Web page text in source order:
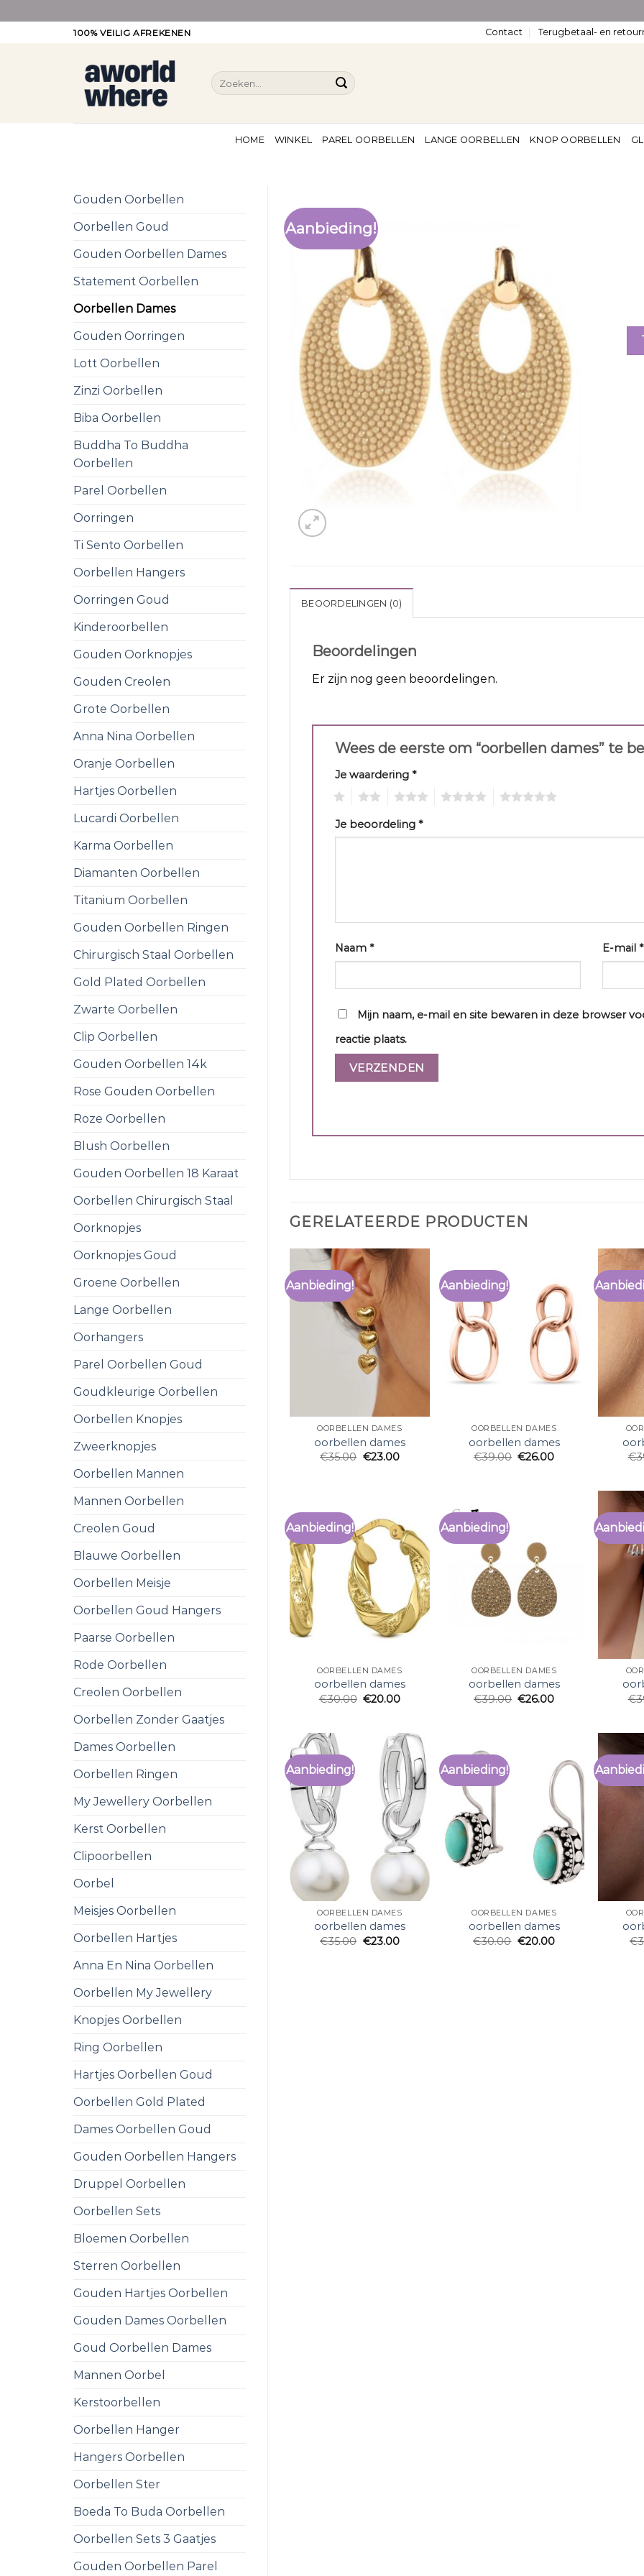
100% VEILIG AFREKENEN Contact Terugbetaal- en
Zoeken
naar:
HOME WINKEL PAREL OORBELLEN LANGE OORBELLEN KNOP OORBELLEN
Gouden Oorbellen
Oorbellen Goud
Gouden Oorbellen Dames
Statement Oorbellen
Oorbellen Dames
Gouden Oorringen
Lott Oorbellen
Zinzi Oorbellen
Biba Oorbellen
Buddha To Buddha
Oorbellen
Parel Oorbellen
Oorringen
Ti Sento Oorbellen
Oorbellen Hangers
Oorringen Goud
Kinderoorbellen
Gouden Oorknopjes
Gouden Creolen
Grote Oorbellen
Anna Nina Oorbellen
Oranje Oorbellen
Hartjes Oorbellen
Lucardi Oorbellen
Karma Oorbellen
Diamanten Oorbellen
Titanium Oorbellen
Gouden Oorbellen Ringen
Chirurgisch Staal Oorbellen
Gold Plated Oorbellen
Zwarte Oorbellen
Clip Oorbellen
Gouden Oorbellen 14k
Rose Gouden Oorbellen
Roze Oorbellen
Blush Oorbellen
Gouden Oorbellen 18 Karaat
Oorbellen Chirurgisch Staal
Oorknopjes
Oorknopjes Goud
Groene Oorbellen
Lange Oorbellen
Oorhangers
Parel Oorbellen Goud
Goudkleurige Oorbellen
Oorbellen Knopjes
Zweerknopjes
Oorbellen Mannen
Mannen Oorbellen
Creolen Goud
Blauwe Oorbellen
Oorbellen Meisje
Oorbellen Goud Hangers
Paarse Oorbellen
Rode Oorbellen
Creolen Oorbellen
Oorbellen Zonder Gaatjes
Dames Oorbellen
Oorbellen Ringen
My Jewellery Oorbellen
Kerst Oorbellen
Clipoorbellen
Oorbel
Meisjes Oorbellen
Oorbellen Hartjes
Anna En Nina Oorbellen
Oorbellen My Jewellery
Knopjes Oorbellen
Ring Oorbellen
Hartjes Oorbellen Goud
Oorbellen Gold Plated
Dames Oorbellen Goud
Gouden Oorbellen Hangers
Druppel Oorbellen
Oorbellen Sets
Bloemen Oorbellen
Sterren Oorbellen
Gouden Hartjes Oorbellen
Gouden Dames Oorbellen
Goud Oorbellen Dames
Mannen Oorbel
Kerstoorbellen
Oorbellen Hanger
Hangers Oorbellen
Oorbellen Ster
Boeda To Buda Oorbellen
Oorbellen Sets 3 Gaatjes
Gouden Oorbellen Parel
Aanbieding!
BEOORDELINGEN (0)
Beoordelingen
Er zijn nog geen beoordelingen.
Wees de eerste om “oorbellen dames” te
Je waardering *
Je beoordeling *
Naam * E-mail *
Mijn naam, e-mail en site bewaren in deze browser
reactie plaats.
GERELATEERDE PRODUCTEN
Aanbieding!
OORBELLEN DAMES
oorbellen dames
€35.00 €23.00
Aanbieding!
OORBELLEN DAMES
oorbellen dames
€39.00 €26.00
€
Aanbieding!
OORBELLEN DAMES
oorbellen dames
€30.00 €20.00
Aanbieding!
OORBELLEN DAMES
oorbellen dames
€39.00 €26.00
€
Aanbieding!
OORBELLEN DAMES
oorbellen dames
€35.00 €23.00
Aanbieding!
OORBELLEN DAMES
oorbellen dames
€30.00 €20.00
€